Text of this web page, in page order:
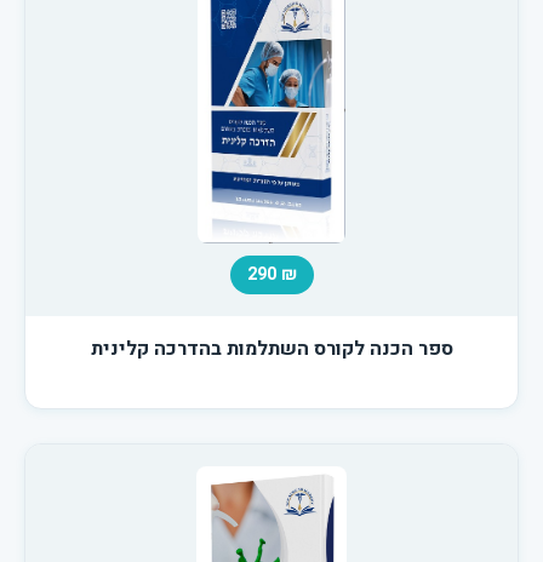
₪ 290
ספר הכנה לקורס השתלמות בהדרכה קלינית